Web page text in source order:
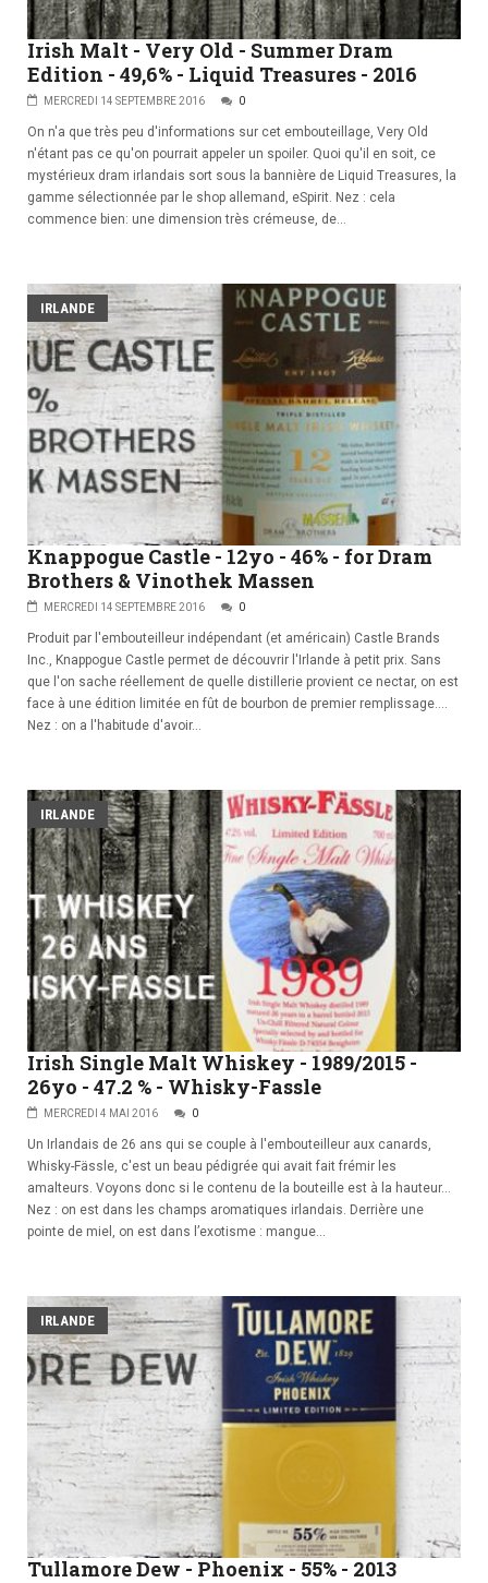
Irish Malt - Very Old - Summer Dram
Edition - 49,6% - Liquid Treasures - 2016
MERCREDI 14 SEPTEMBRE 2016 0
On n'a que très peu d'informations sur cet embouteillage, Very Old
n'étant pas ce qu'on pourrait appeler un spoiler. Quoi qu'il en soit, ce
mystérieux dram irlandais sort sous la bannière de Liquid Treasures, la
gamme sélectionnée par le shop allemand, eSpirit. Nez : cela
commence bien: une dimension très crémeuse, de...
IRLANDE
Knappogue Castle - 12yo - 46% - for Dram
Brothers & Vinothek Massen
MERCREDI 14 SEPTEMBRE 2016 0
Produit par l'embouteilleur indépendant (et américain) Castle Brands
Inc., Knappogue Castle permet de découvrir l'Irlande à petit prix. Sans
que l'on sache réellement de quelle distillerie provient ce nectar, on est
face à une édition limitée en fût de bourbon de premier remplissage....
Nez : on a l'habitude d'avoir...
IRLANDE
Irish Single Malt Whiskey - 1989/2015 -
26yo - 47.2 % - Whisky-Fassle
MERCREDI 4 MAI 2016 0
Un Irlandais de 26 ans qui se couple à l'embouteilleur aux canards,
Whisky-Fässle, c'est un beau pédigrée qui avait fait frémir les
amalteurs. Voyons donc si le contenu de la bouteille est à la hauteur...
Nez : on est dans les champs aromatiques irlandais. Derrière une
pointe de miel, on est dans l’exotisme : mangue...
IRLANDE
Tullamore Dew - Phoenix - 55% - 2013